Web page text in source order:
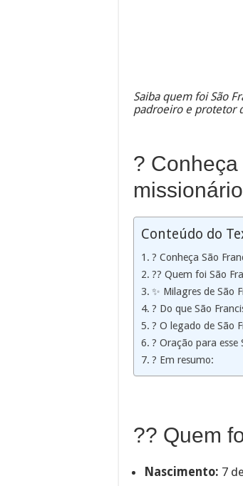
Saiba quem foi São
padroeiro e protetor
?
Conteúdo do
? Conheça São
?‍? Quem foi São
✨ Milagres de São
?️ Do que São
? O legado de São
? Oração para
? Em resumo:
?‍? Quem
Nascimento: 7